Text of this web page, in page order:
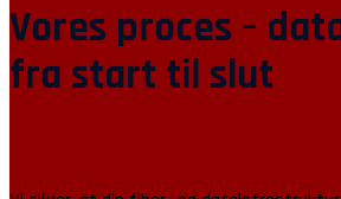
Vores proces –
fra start til slut